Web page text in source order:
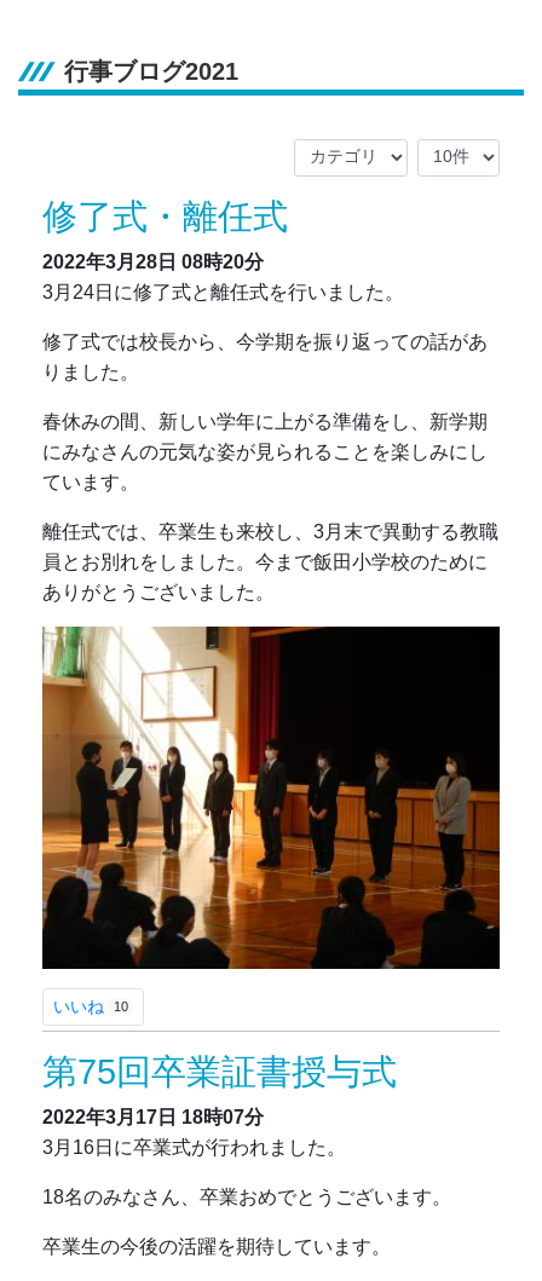
行事ブログ2021
修了式・離任式
2022年3月28日 08時20分
3月24日に修了式と離任式を行いました。
修了式では校長から、今学期を振り返っての話があ
りました。
春休みの間、新しい学年に上がる準備をし、新学期
にみなさんの元気な姿が見られることを楽しみにし
ています。
離任式では、卒業生も来校し、3月末で異動する教職
員とお別れをしました。今まで飯田小学校のために
ありがとうございました。
いいね 10
第75回卒業証書授与式
2022年3月17日 18時07分
3月16日に卒業式が行われました。
18名のみなさん、卒業おめでとうございます。
卒業生の今後の活躍を期待しています。